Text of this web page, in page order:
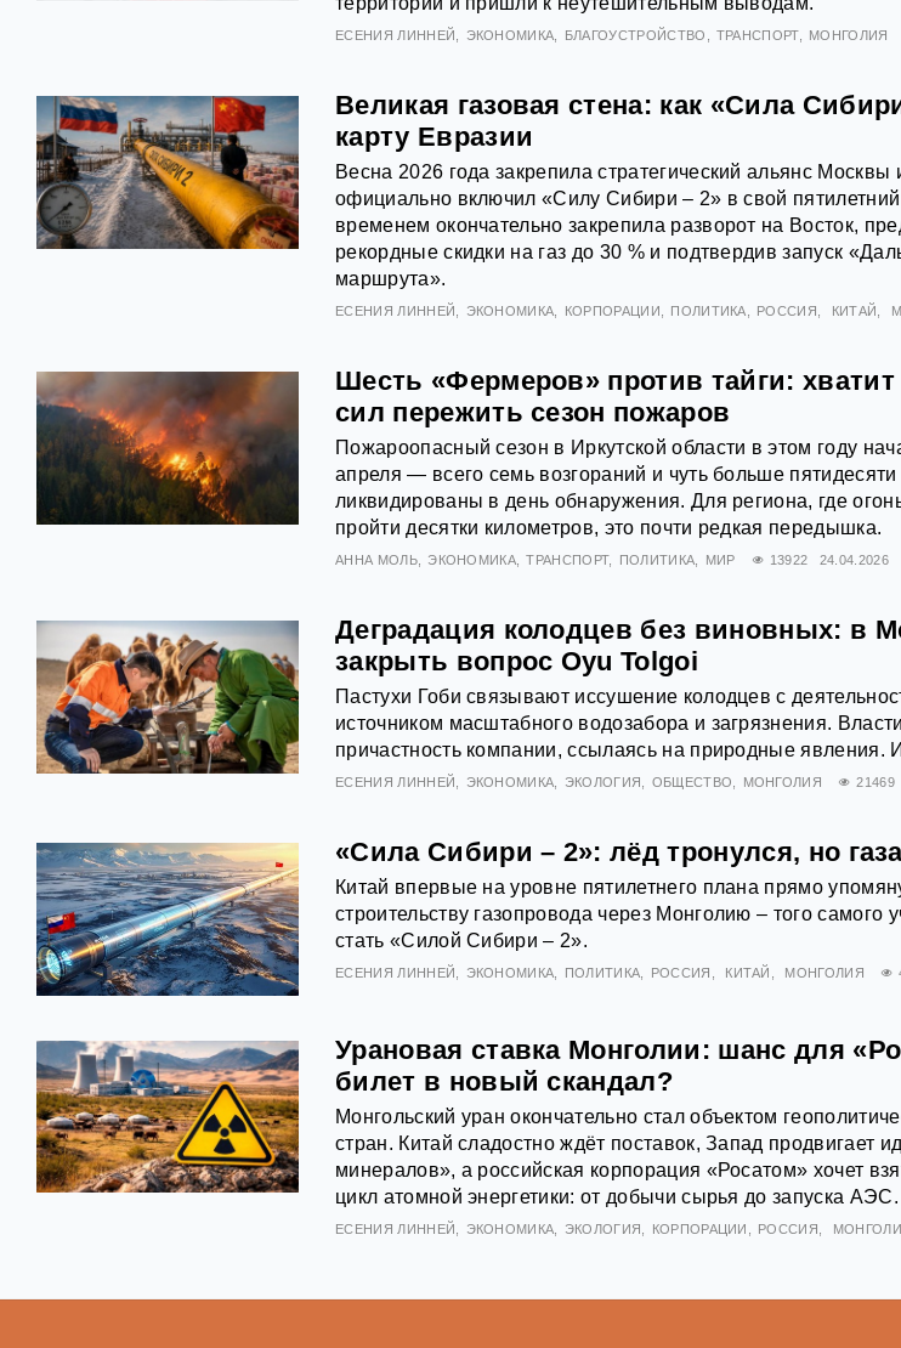
ЕСЕНИЯ ЛИННЕЙ ЭКОНОМИКА БЛАГОУСТРОЙСТВО ТРАНСПОРТ МОНГОЛИЯ
Великая газовая стена: как «Сила
карту Евразии
Весна 2026 года закрепила стратегический альянс
официально включил «Силу Сибири – 2» в свой
временем окончательно закрепила разворот на Восток,
рекордные скидки на газ до 30 % и подтвердив запуск
маршрута».
ЕСЕНИЯ ЛИННЕЙ ЭКОНОМИКА КОРПОРАЦИИ ПОЛИТИКА РОССИЯ КИТАЙ
Шесть «Фермеров» против тайги:
сил пережить сезон пожаров
Пожароопасный сезон в Иркутской области в этом году
апреля — всего семь возгораний и чуть больше пятидесяти
ликвидированы в день обнаружения. Для региона, где
пройти десятки километров, это почти редкая передышка.
АННА МОЛЬ ЭКОНОМИКА ТРАНСПОРТ ПОЛИТИКА МИР 13922 24.04.2026
Деградация колодцев без виновных: в
закрыть вопрос Oyu Tolgoi
Пастухи Гоби связывают иссушение колодцев с
источником масштабного водозабора и загрязнения.
причастность компании, ссылаясь на природные явления.
ЕСЕНИЯ ЛИННЕЙ ЭКОНОМИКА ЭКОЛОГИЯ ОБЩЕСТВО МОНГОЛИЯ 21469
«Сила Сибири – 2»: лёд тронулся, но
Китай впервые на уровне пятилетнего плана прямо
строительству газопровода через Монголию – того самого
стать «Силой Сибири – 2».
ЕСЕНИЯ ЛИННЕЙ ЭКОНОМИКА ПОЛИТИКА РОССИЯ КИТАЙ МОНГОЛИЯ
Урановая ставка Монголии: шанс для
билет в новый скандал?
Монгольский уран окончательно стал объектом
стран. Китай сладостно ждёт поставок, Запад продвигает
минералов», а российская корпорация «Росатом» хочет
цикл атомной энергетики: от добычи сырья до запуска АЭС.
ЕСЕНИЯ ЛИННЕЙ ЭКОНОМИКА ЭКОЛОГИЯ КОРПОРАЦИИ РОССИЯ